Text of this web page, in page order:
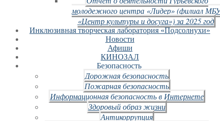
молодежного центра «Лидер» (филиал
«Центр культуры и досуга») за 2025 год
Инклюзивная творческая лаборатория «Подсолнухи»
Новости
Афиши
КИНОЗАЛ
Безопасность
Дорожная безопасность
Пожарная безопасность
Информационная безопасность в Интернете
Здоровый образ жизни
Антикоррупция